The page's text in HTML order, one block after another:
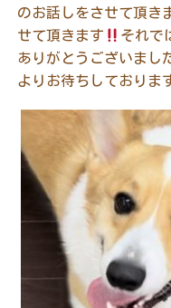
のお話しをさせて頂き
せて頂きます
それで
ありがとうございまし
よりお待ちしておりま